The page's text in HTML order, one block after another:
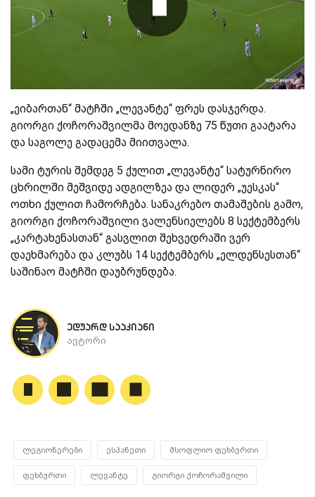
„ეიბართან“ მატჩში „ლევანტე“ ფრეს დასჯერდა.
გიორგი ქოჩორაშვილმა მოედანზე 75 წუთი გაატარა
და საგოლე გადაცემა მიითვალა.
სამი ტურის შემდეგ 5 ქულით „ლევანტე“ სატურნირო
ცხრილში მეშვიდე ადგილზეა და ლიდერ „უესკას“
ოთხი ქულით ჩამორჩება. სანაკრებო თამაშების გამო,
გიორგი ქოჩორაშვილი ვალენსიელებს 8 სექტემბერს
„კარტახენასთან“ გასვლით შეხვედრაში ვერ
დაეხმარება და კლუბს 14 სექტემბერს „ელდენსესთან“
საშინაო მატჩში დაუბრუნდება.
ედუარდ სააკიანი
ავტორი
ლეგიონერები ესპანეთი მსოფლიო ფეხბურთი
ფეხბურთი ლევანტე გიორგი ქოჩორაშვილი